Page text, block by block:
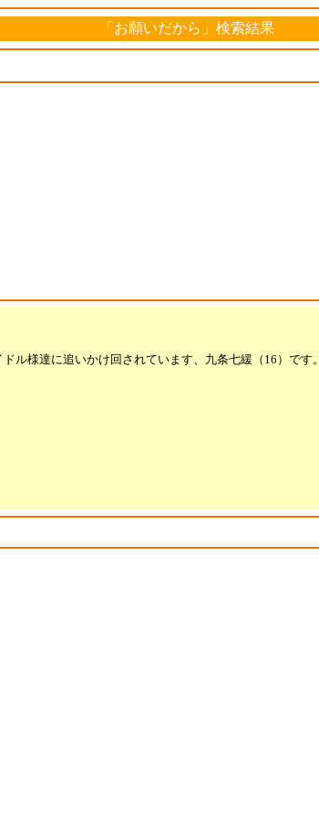
「お願いだから」検索結果
ル様達に追いかけ回されています、九条七緩（16）です。